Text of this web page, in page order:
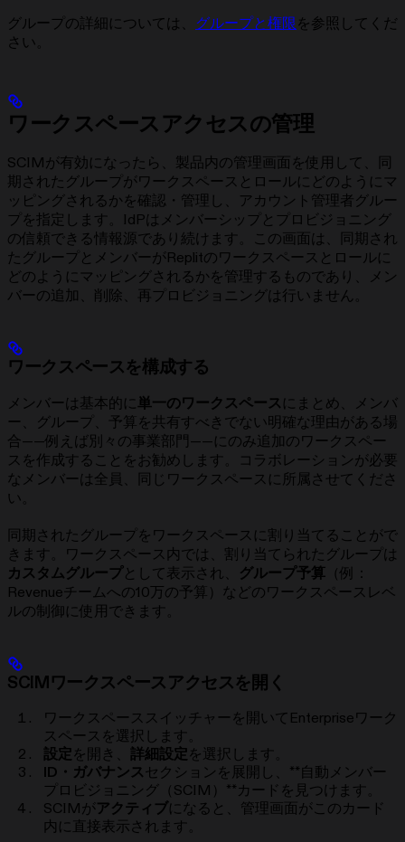
グループの詳細については、 グループと権限を参照してくだ
さい。
ワークスペースアクセスの管理
SCIMが有効になったら、製品内の管理画面を使用して、同
期されたグループがワークスペースとロールにどのようにマ
ッピングされるかを確認・管理し、アカウント管理者グルー
プを指定します。IdPはメンバーシップとプロビジョニング
の信頼できる情報源であり続けます。この画面は、同期され
たグループとメンバーがReplitのワークスペースとロールに
どのようにマッピングされるかを管理するものであり、メン
バーの追加、削除、再プロビジョニングは行いません。
ワークスペースを構成する
メンバーは基本的に 単一のワークスペース にまとめ、メンバ
ー、グループ、予算を共有すべきでない明確な理由がある場
合——例えば別々の事業部門——にのみ追加のワークスペー
スを作成することをお勧めします。コラボレーションが必要
なメンバーは全員、同じワークスペースに所属させてくださ
い。
同期されたグループをワークスペースに割り当てることがで
きます。ワークスペース内では、割り当てられたグループは
カスタムグループとして表示され、 グループ予算 （例：
Revenueチームへの10万の予算）などのワークスペースレベ
ルの制御に使用できます。
SCIMワークスペースアクセスを開く
ワークスペーススイッチャーを開いてEnterpriseワーク
スペースを選択します。
設定を開き、 詳細設定を選択します。
ID・ガバナンスセクションを展開し、**自動メンバー
プロビジョニング（SCIM）**カードを見つけます。
SCIMがアクティブになると、管理画面がこのカード
内に直接表示されます。